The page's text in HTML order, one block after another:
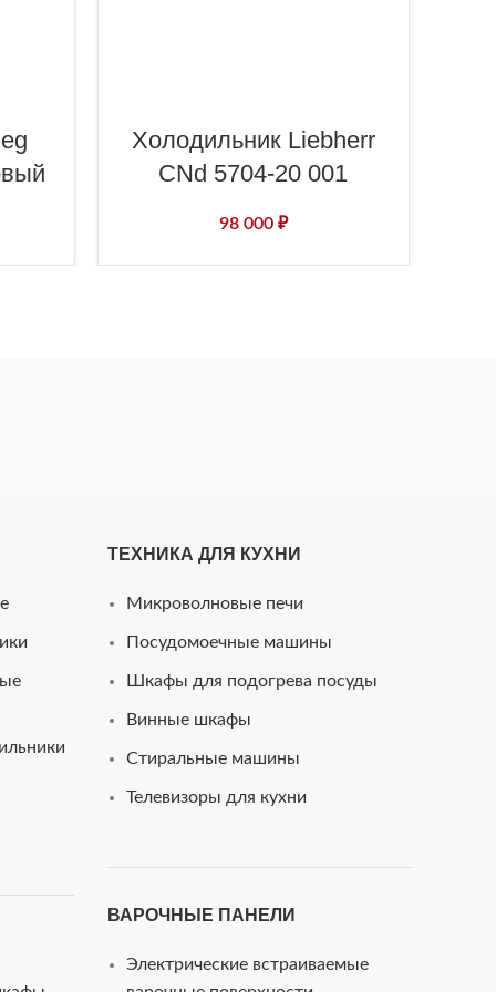
Холодильник Liebherr
CNd 5704-20 001
98 000 ₽
ТЕХНИКА ДЛЯ КУХНИ
Микроволновые печи
Посудомоечные машины
Шкафы для подогрева посуды
Винные шкафы
Стиральные машины
Телевизоры для кухни
ВАРОЧНЫЕ ПАНЕЛИ
Электрические встраиваемые